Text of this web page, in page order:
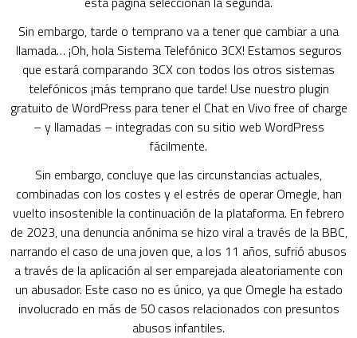
Sin embargo, tarde o temprano va a tener que cambiar a una
llamada… ¡Oh, hola Sistema Telefónico 3CX! Estamos seguros
que estará comparando 3CX con todos los otros sistemas
telefónicos ¡más temprano que tarde! Use nuestro plugin
gratuito de WordPress para tener el Chat en Vivo free of charge
– y llamadas – integradas con su sitio web WordPress
fácilmente.
Sin embargo, concluye que las circunstancias actuales,
combinadas con los costes y el estrés de operar Omegle, han
vuelto insostenible la continuación de la plataforma. En febrero
de 2023, una denuncia anónima se hizo viral a través de la BBC,
narrando el caso de una joven que, a los 11 años, sufrió abusos
a través de la aplicación al ser emparejada aleatoriamente con
un abusador. Este caso no es único, ya que Omegle ha estado
involucrado en más de 50 casos relacionados con presuntos
abusos infantiles.